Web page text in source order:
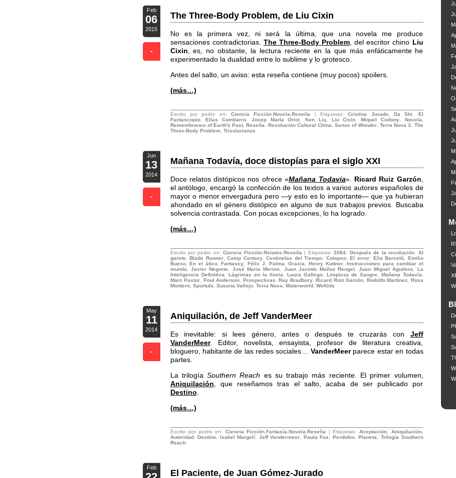
Feb
06
2015
-
The Three-Body Problem, de Liu Cixin
No es la primera vez, ni será la última, que una novela me produce
sensaciones contradictorias. The Three-Body Problem , del escritor chino Liu
Cixin , es, no obstante, la lectura reciente en la que más enfáticamente he
experimentado la dualidad entre lo sublime y lo grotesco.
Antes del salto, un aviso: esta reseña contiene (muy pocos) spoilers.
(más…)
Escrito por pedro en: Ciencia Ficción ,Novela ,Reseña | Etiquetas:Cristina Jurado, Da Shi
El
Fantascopio,Elías Combarro Josep MarIa Oriol Ken Liu, Liu Cixin Miquel Codony, Novela
Remembrance of Earth's Past ,Reseña Revolución Cultural China ,Sense of Wonder, Terra Nova 3
The
Three-Body Problem, Trisolarianos
Jun
13
2014
-
Mañana Todavía, doce distopías para el siglo XXI
Doce relatos distópicos nos ofrece «Mañana Todavía». Ricard Ruiz Garzón
el antólogo, encargó la confección de los textos a varios autores españoles de
mayor o menor envergadura pero —y esto es lo importante— que ya hubieran
ahondado en el género distópico en alguno de sus trabajos previos. Buscaba
solvencia contrastada. Con pocas excepciones, lo ha logrado.
(más…)
Escrito por pedro en:Ciencia Ficción, Relatos Reseña | Etiquetas:2084. Después de la revolución
Al
garete ,Blade Runner,Camp Century,Centinelas del Tiempo Colapso,El error, Elia Barceló
Emilio
Bueso,En el ático,Fantascy ,Félix J. Palma ,Gracia Henry Kuttner,Instrucciones para cambiar el
mundo, Javier Negrete José María Merino Juan Jacinto Muñoz Rengel ,Juan Miguel Aguilera
La
Inteligencia Definitiva
Lágrimas en la lluvia Laura Gallego, Limpieza de Sangre Mañana Todavía
Marc Pastor
Poul Anderson Prospectivas Ray Bradbury, Ricard Ruiz Garzón Rodolfo Martínez
Rosa
Montero, Sportula Susana Vallejo, Terra Nova Waterworld, WeKids
May
11
2014
-
Aniquilación, de Jeff VanderMeer
Es inevitable: si lees género, antes o después te cruzarás con Jeff
VanderMeer. Editor, novelista, ensayista, profesor de literatura creativa,
bloguero, habitante de las redes sociales… VanderMeerparece estar en todas
partes.
La trilogíaSouthern Reach es su trabajo más reciente. El primer volumen,
Aniquilación , que reseñamos tras el salto, acaba de ser publicado por
Destino
(más…)
Escrito por pedro en: Ciencia Ficción ,Fantasía ,Novela ,Reseña | Etiquetas: Aceptación, Aniquilación,
Autoridad,Destino Isabel Margelí Jeff Vandermeer Paula Fox Perdidos ,Planeta
Trilogía Southern
Reach
Feb
El Paciente, de Juan Gómez-Jurado